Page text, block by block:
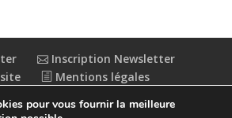
Inscription Newsletter
Mentions légales
: partiellement conforme
pour vous fournir la meilleure